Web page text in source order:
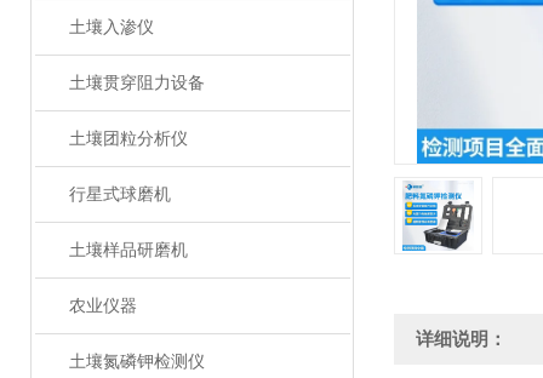
土壤入渗仪
土壤贯穿阻力设备
土壤团粒分析仪
行星式球磨机
土壤样品研磨机
农业仪器
土壤氮磷钾检测仪
详细说明：